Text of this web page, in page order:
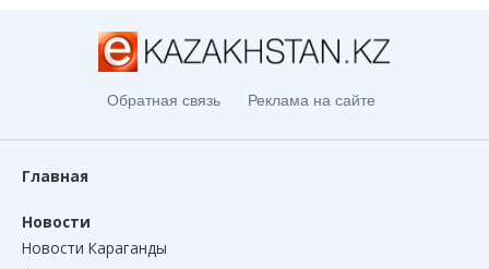
Обратная связь Реклама на сайте
Главная
Новости
Новости Караганды